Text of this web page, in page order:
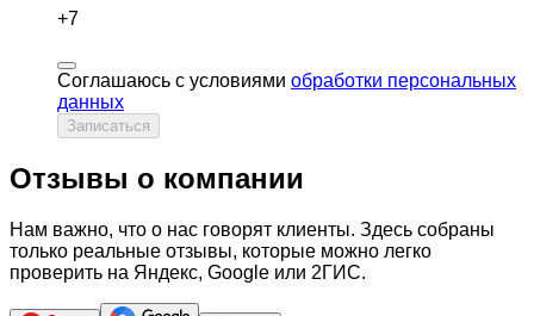
+7
Соглашаюсь с условиями обработки персональных
данных
Записаться
Отзывы о компании
Нам важно, что о нас говорят клиенты. Здесь собраны
только реальные отзывы, которые можно легко
проверить на Яндекс, Google или 2ГИС.